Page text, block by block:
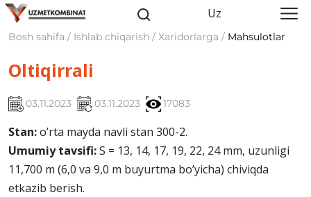
Uz
Bosh sahifa / Ishlab chiqarish / Xaridorlarga / Mahsulotlar
Oltiqirrali
03.11.2023 03.11.2023 17083
Stan:o’rta mayda navli stan 300-2.
Umumiy tavsifi:S = 13, 14, 17, 19, 22, 24 mm, uzunligi
11,700 m (6,0 va 9,0 m buyurtma bo’yicha) chiviqda
еtkazib bеrish.